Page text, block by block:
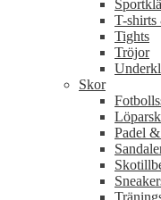
T-
Tights
Tröjor
Skor
Padel